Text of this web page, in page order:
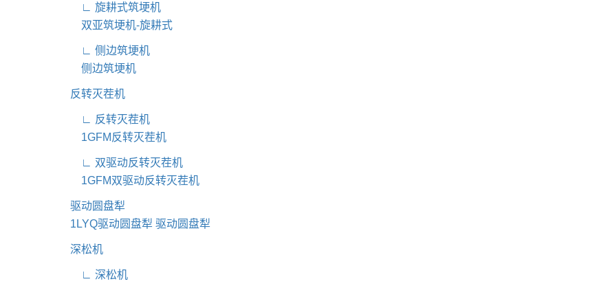
∟ 旋耕式筑埂机
双亚筑埂机-旋耕式
∟ 侧边筑埂机
侧边筑埂机
反转灭茬机
∟ 反转灭茬机
1GFM反转灭茬机
∟ 双驱动反转灭茬机
1GFM双驱动反转灭茬机
驱动圆盘犁
1LYQ驱动圆盘犁 驱动圆盘犁
深松机
∟ 深松机